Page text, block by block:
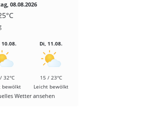
08.08.2026
10.08.
32°C
bewölkt
Di, 11.08.
15 / 23°C
Leicht bewölkt
Wetter ansehen